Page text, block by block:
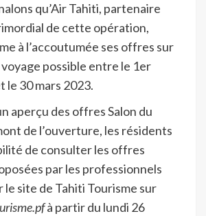
qu’Air Tahiti, partenaire
de cette opération,
à l’accoutumée ses offres sur
possible entre le 1er
le 30 mars 2023.
aperçu des offres Salon du
de l’ouverture, les résidents
de consulter les offres
par les professionnels
site de Tahiti Tourisme sur
à partir du lundi 26